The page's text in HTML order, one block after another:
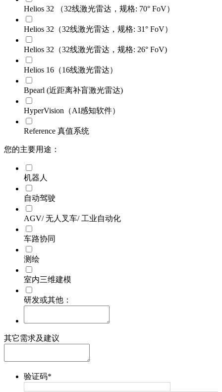
Helios 32 （32线激光雷达，规格: 70° FoV）
Helios 32（32线激光雷达，规格: 31° FoV）
Helios 32（32线激光雷达，规格: 26° FoV)
Helios 16（16线激光雷达）
Bpearl (近距离补盲激光雷达)
HyperVision（AI感知软件）
Reference 真值系统
您的主要用途：
机器人
自动驾驶
AGV/ 无人叉车/ 工业自动化
车路协同
测绘
室内三维建模
研发或其他：
其它需求及建议
验证码*